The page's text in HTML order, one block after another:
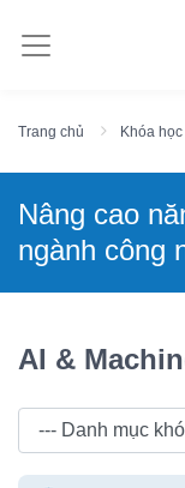
Trang chủ Khóa học
Nâng cao
ngành công
AI &